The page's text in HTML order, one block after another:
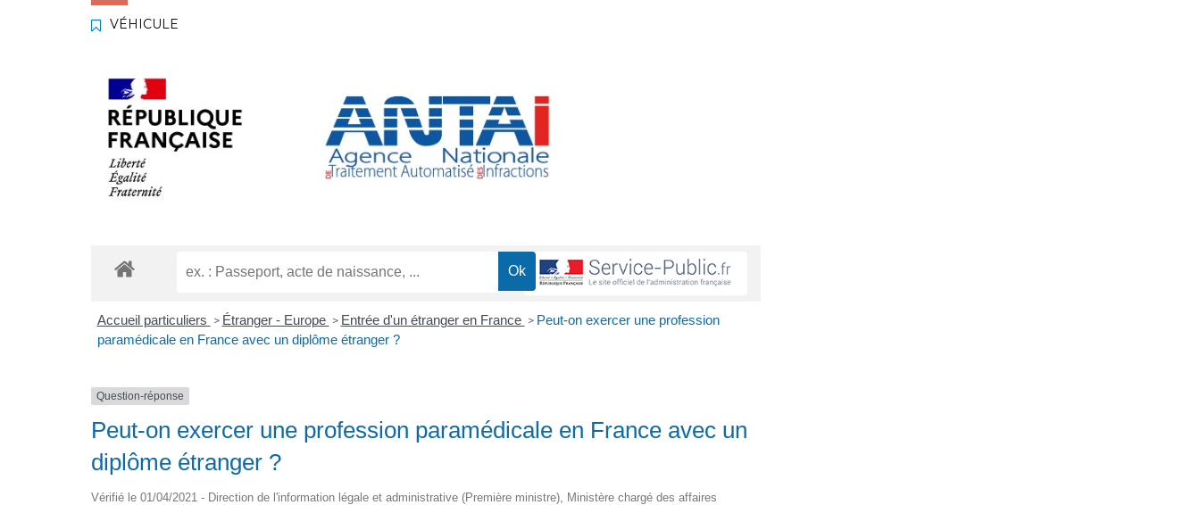
VÉHICULE
Accueil particuliers > Étranger - Europe > Entrée d'un étranger en France > Peut-on exercer une profession
paramédicale en France avec un diplôme étranger ?
Question-réponse
Peut-on exercer une profession paramédicale en France avec un
diplôme étranger ?
Vérifié le 01/04/2021 - Direction de l'information légale et administrative (Première ministre), Ministère chargé des affaires